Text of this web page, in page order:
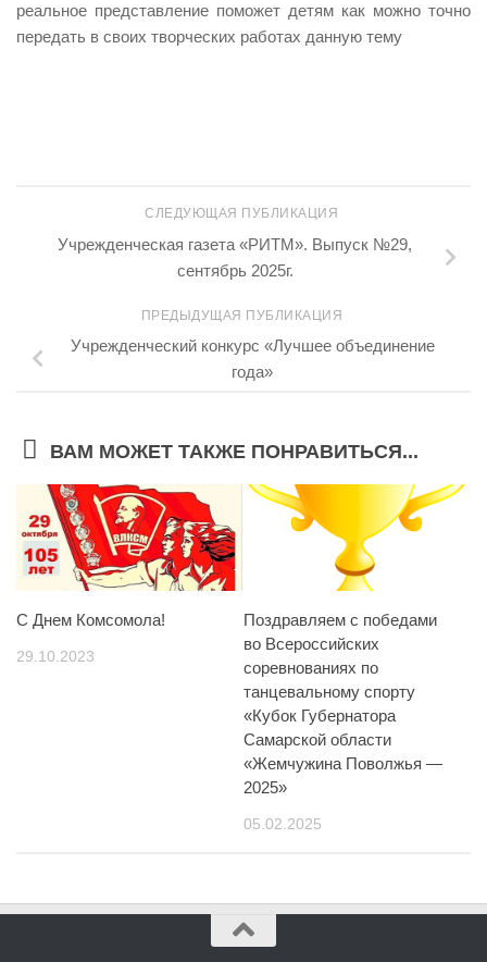
реальное представление поможет детям как можно точно
передать в своих творческих работах данную тему
СЛЕДУЮЩАЯ ПУБЛИКАЦИЯ
Учрежденческая газета «РИТМ». Выпуск №29,
сентябрь 2025г.
ПРЕДЫДУЩАЯ ПУБЛИКАЦИЯ
Учрежденческий конкурс «Лучшее объединение
года»
ВАМ МОЖЕТ ТАКЖЕ ПОНРАВИТЬСЯ...
С Днем Комсомола!
29.10.2023
Поздравляем с победами
во Всероссийских
соревнованиях по
танцевальному спорту
«Кубок Губернатора
Самарской области
«Жемчужина Поволжья —
2025»
05.02.2025